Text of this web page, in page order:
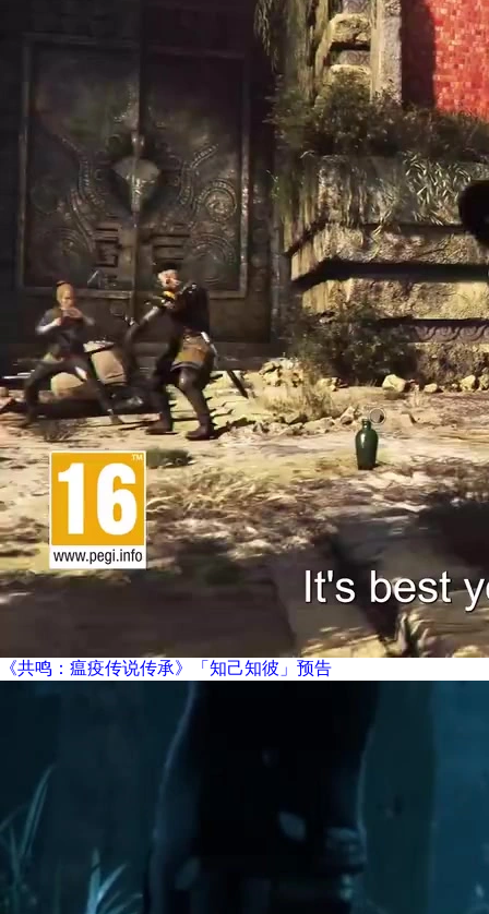
《共鸣：瘟疫传说传承》「知己知彼」预告